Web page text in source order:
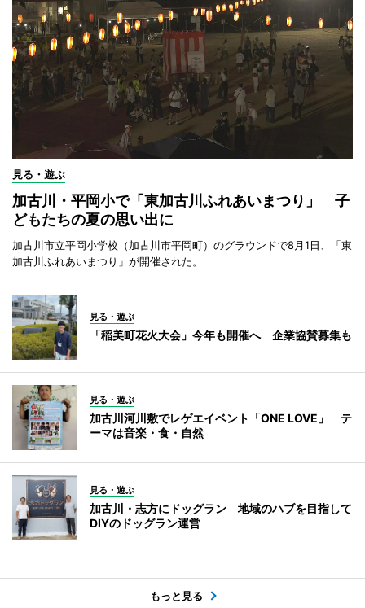
見る・遊ぶ
加古川・平岡小で「東加古川ふれあいまつり」 子
どもたちの夏の思い出に
加古川市立平岡小学校（加古川市平岡町）のグラウンドで8月1日、「東
加古川ふれあいまつり」が開催された。
見る・遊ぶ
「稲美町花火大会」今年も開催へ 企業協賛募集も
見る・遊ぶ
加古川河川敷でレゲエイベント「ONE LOVE」 テ
ーマは音楽・食・自然
見る・遊ぶ
加古川・志方にドッグラン 地域のハブを目指して
DIYのドッグラン運営
もっと見る